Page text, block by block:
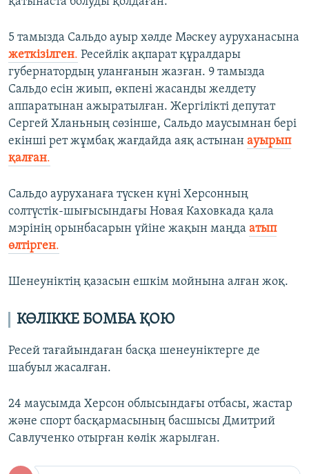
5 тамызда Сальдо ауыр хәлде Мәскеу ауруханасына
жеткізілген. Ресейлік ақпарат құралдары
губернатордың уланғанын жазған. 9 тамызда
Сальдо есін жиып, өкпені жасанды желдету
аппаратынан ажыратылған. Жергілікті депутат
Сергей Хланьның сөзінше, Сальдо маусымнан бері
екінші рет жұмбақ жағдайда аяқ астынан ауырып
қалған.
Сальдо ауруханаға түскен күні Херсонның
солтүстік-шығысындағы Новая Каховкада қала
мэрінің орынбасарын үйіне жақын маңда атып
өлтірген.
Шенеуніктің қазасын ешкім мойнына алған жоқ.
КӨЛІККЕ БОМБА ҚОЮ
Ресей тағайындаған басқа шенеуніктерге де
шабуыл жасалған.
24 маусымда Херсон облысындағы отбасы, жастар
және спорт басқармасының басшысы Дмитрий
Савлученко отырған көлік жарылған.